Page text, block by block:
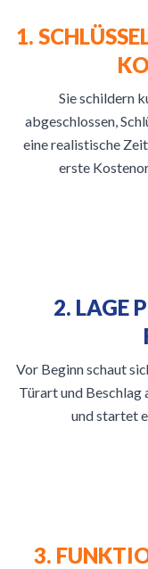
1.
Sie schildern
abgeschlossen,
eine realistische
erste
2. LAGE
Vor Beginn schaut
Türart und Beschlag
und startet
3.